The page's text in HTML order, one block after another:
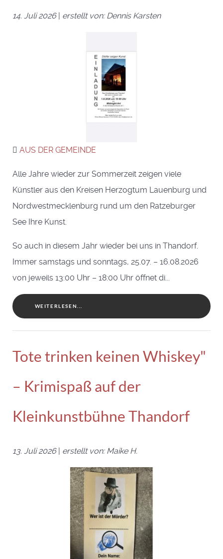
14. Juli 2026 erstellt von: Dennis Karsten
AUS DER GEMEINDE
Alle Jahre wieder zur Sommerzeit zeigen viele
Künstler aus den Kreisen Herzogtum Lauenburg und
Nordwestmecklenburg rund um den Ratzeburger
See Ihre Kunst.
So auch in diesem Jahr wieder bei uns in Thandorf.
Immer samstags und sonntags, 25.07. – 16.08.2026
von jeweils 13:00 Uhr – 18:00 Uhr öffnet di...
WEITERLESEN...
Tote trinken keinen Whiskey"
– Krimispaß auf der
Kleinkunstbühne Thandorf
13. Juli 2026 | erstellt von: Maike H.